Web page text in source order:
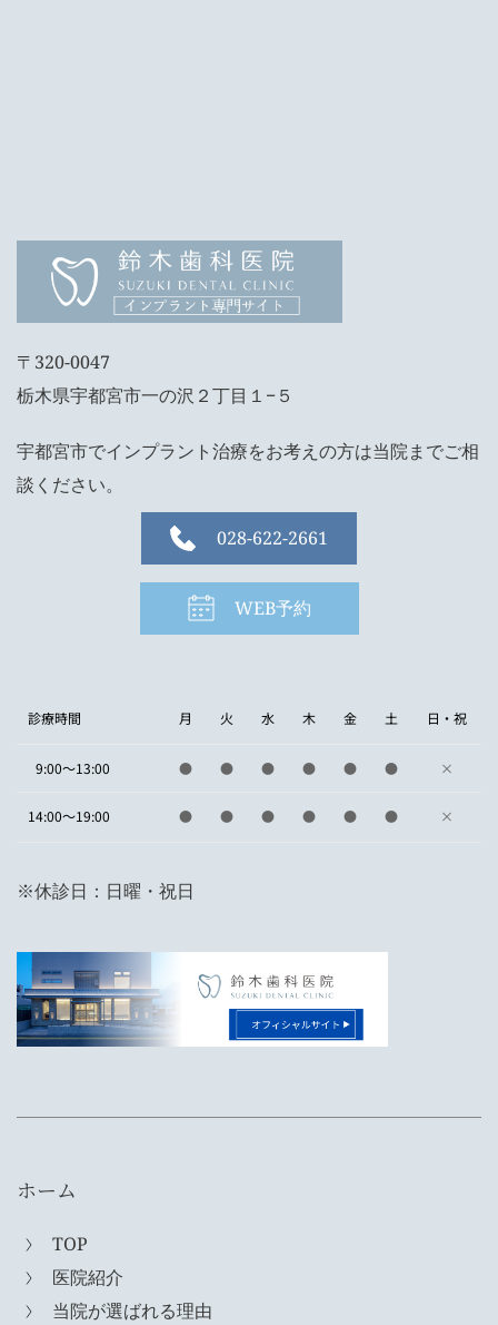
〒320-0047
栃木県宇都宮市一の沢２丁目１−５
宇都宮市でインプラント治療をお考えの方は当院までご相
談ください。
028-622-2661
WEB予約
診療時間 月 火 水 木 金 土 日・祝
9:00～13:00 ● ● ● ● ● ● ×
14:00～19:00 ● ● ● ● ● ● ×
※休診日：日曜・祝日
ホーム
TOP
医院紹介
当院が選ばれる理由